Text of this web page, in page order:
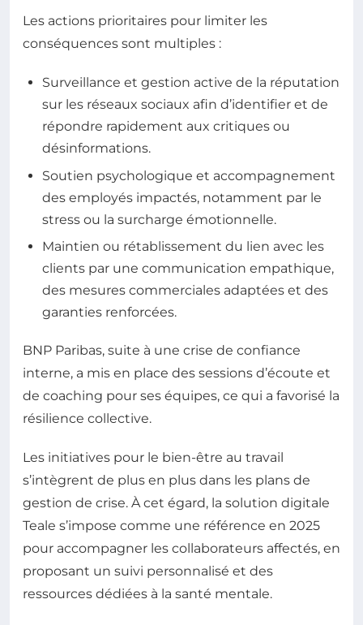
Les actions prioritaires pour limiter les
conséquences sont multiples :
Surveillance et gestion active de la réputation
sur les réseaux sociaux afin d’identifier et de
répondre rapidement aux critiques ou
désinformations.
Soutien psychologique et accompagnement
des employés impactés, notamment par le
stress ou la surcharge émotionnelle.
Maintien ou rétablissement du lien avec les
clients par une communication empathique,
des mesures commerciales adaptées et des
garanties renforcées.
BNP Paribas, suite à une crise de confiance
interne, a mis en place des sessions d’écoute et
de coaching pour ses équipes, ce qui a favorisé la
résilience collective.
Les initiatives pour le bien-être au travail
s’intègrent de plus en plus dans les plans de
gestion de crise. À cet égard, la solution digitale
Teale s’impose comme une référence en 2025
pour accompagner les collaborateurs affectés, en
proposant un suivi personnalisé et des
ressources dédiées à la santé mentale.